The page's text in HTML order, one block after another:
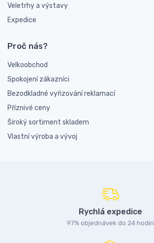
Veletrhy a výstavy
Expedice
Proč nás?
Velkoobchod
Spokojení zákazníci
Bezodkladné vyřizování reklamací
Příznivé ceny
Široký sortiment skladem
Vlastní výroba a vývoj
Rychlá expedice
97% objednávek do 24 hodin